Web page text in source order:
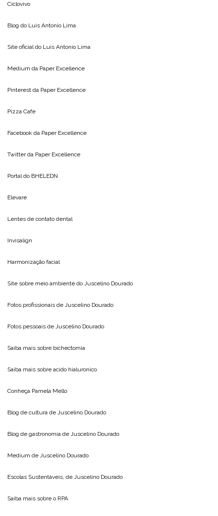
Ciclovivo
Blog do Luis Antonio Lima
Site oficial do Luis Antonio Lima
Medium da Paper Excellence
Pinterest da Paper Excellence
Pizza Cafe
Facebook da Paper Excellence
Twitter da Paper Excellence
Portal do BHELEDN
Elevare
Lentes de contato dental
Invisalign
Harmonização facial
Site sobre meio ambiente do Juscelino Dourado
Fotos profissionais de Juscelino Dourado
Fotos pessoais de Juscelino Dourado
Saiba mais sobre bichectomia
Saiba mais sobre acido hialuronico
Conheça Pamela Mello
Blog de cultura de Juscelino Dourado
Blog de gastronomia de Juscelino Dourado
Medium de Juscelino Dourado
Escolas Sustentáveis, de Juscelino Dourado
Saiba mais sobre o RPA